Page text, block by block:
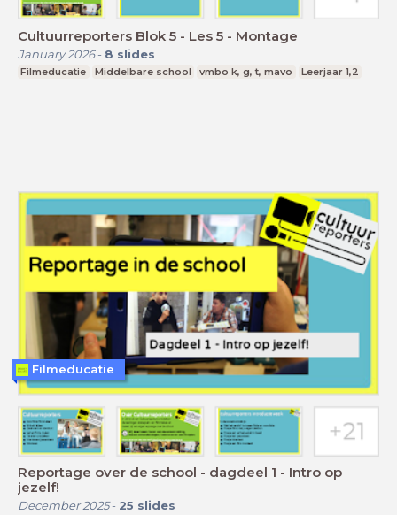
Cultuurreporters Blok 5 - Les 5 - Montage
January 2026- 8 slides
Filmeducatie Middelbare school vmbo k, g, t, mavo Leerjaar 1,2
Reportage over de school - dagdeel 1 - Intro op
jezelf!
December 2025- 25 slides
Filmeducatie